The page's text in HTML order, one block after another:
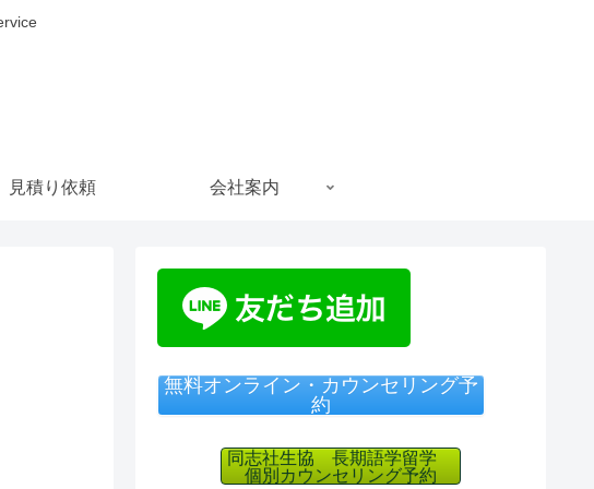
見積り依頼 会社案内
無料オンライン・カウンセリング予
約
同志社生協 長期語学留学
個別カウンセリング予約